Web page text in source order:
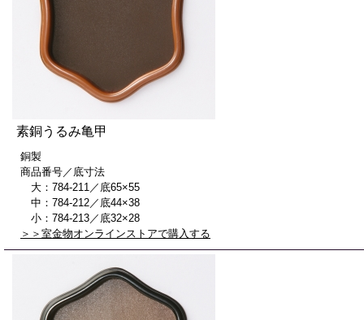
素銅うるみ亀甲
銅製
商品番号／底寸法
大：784-211／底65×55
中：784-212／底44×38
小：784-213／底32×28
＞＞室金物オンラインストアで購入する